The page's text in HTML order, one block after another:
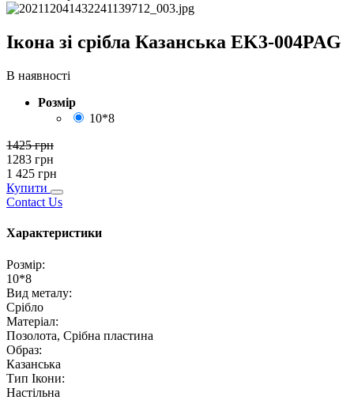
Ікона зі срібла Казанська EK3-004PAG
В наявності
Розмір
10*8
1425грн
1283 грн
1 425 грн
Купити
Contact Us
Характеристики
Розмір:
10*8
Вид металу:
Срібло
Матеріал:
Позолота, Срібна пластина
Образ:
Казанська
Тип Ікони:
Настільна